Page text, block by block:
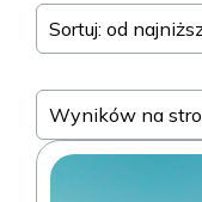
Sortuj: od
Wyników na